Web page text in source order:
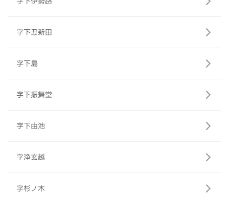
字下丑新田
字下島
字下振舞堂
字下由池
字浄玄越
字杉ノ木